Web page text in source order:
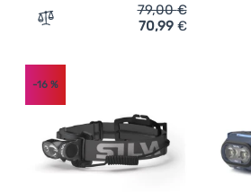
Zum Vergleich 'Stirnlampe Silva
79,00€
70,99 €
-16 %